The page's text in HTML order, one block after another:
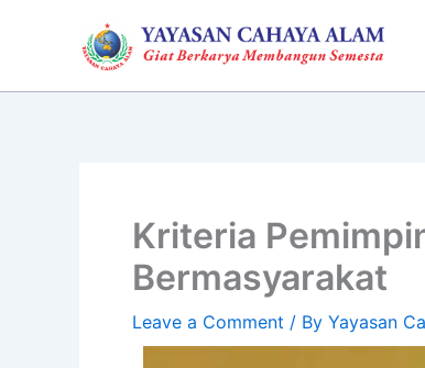
Kriteria
Bermasyarakat
Leave a Comment / By Yayasan